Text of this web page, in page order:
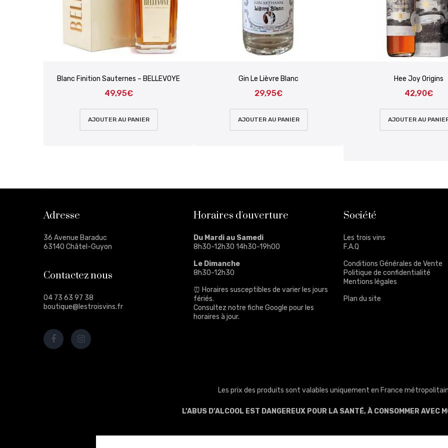
Blanc Finition Sauternes – BELLEVOYE
49,95€
AJOUTER AU PANIER
Gin Le Lièvre Blanc
29,95€
AJOUTER AU PANIER
Hee Joy Origins
42,90€
AJOUTER AU
Adresse
36 Avenue Baraduc
63140 Châtel-Guyon
Contactez nous
04 73 63 97 38
boutique@lestroisvins.fr
Horaires d'ouverture
Du Mardi au Samedi
8h30-12h30 14h30-19h00
Le Dimanche
8h30-12h30
⏰ Horaires susceptibles de varier les jours
fériés.
Consultez notre fiche Google pour les
horaires à jour.
Société
Les trois vins
F.A.Q
Conditions Générales de Vente
Politique de confidentialité
Mentions légales
Plan du site
Les prix des produits sont valables uniquement en France
L’ABUS D’ALCOOL EST DANGEREUX POUR LA SANTÉ, À CONSOMMER AVEC